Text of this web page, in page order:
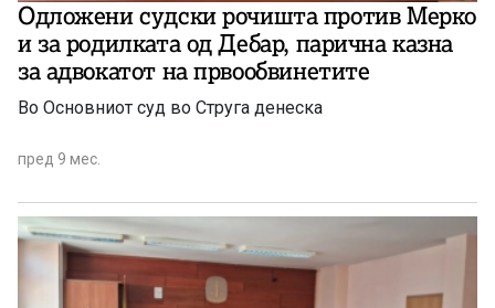
Одложени судски рочишта против Мерко
и за родилката од Дебар, парична казна
за адвокатот на првообвинетите
Во Основниот суд во Струга денеска
пред 9 мес.